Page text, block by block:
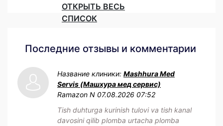
ОТКРЫТЬ ВЕСЬ
СПИСОК
Последние отзывы и комментарии
Название клиники: Mashhura Med
Servis (Машхура мед сервис)
Ramazon N 07.08.2026 07:52
Tish duhturga kurinish tulovi va tish kanal
davosini qilib plomba urtacha plomba